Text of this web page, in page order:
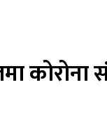
कोरोना